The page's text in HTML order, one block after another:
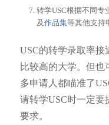
转学USC根据不同专
及作品集等其他支持
USC的转学录取率接
比较高的大学。但也
多申请人都瞄准了
请转学USC时一定要
要求。